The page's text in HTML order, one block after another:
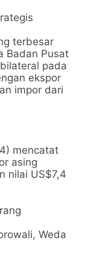
terbesar
Badan Pusat
pada
ekspor
impor dari
mencatat
asing
nilai US$7,4
Weda